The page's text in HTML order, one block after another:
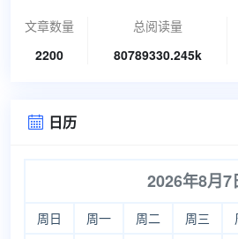
文章数量
2200
总阅读量
80789330.245k
 日历
2026年8月7
周日 周一 周二 周三